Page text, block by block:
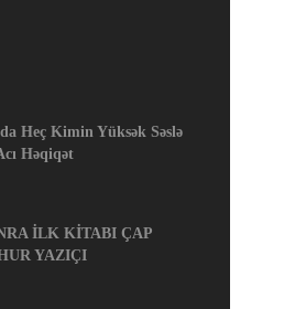
Heç Kimin Yüksək Səslə
Həqiqət
İLK KİTABI ÇAP
YAZIÇI